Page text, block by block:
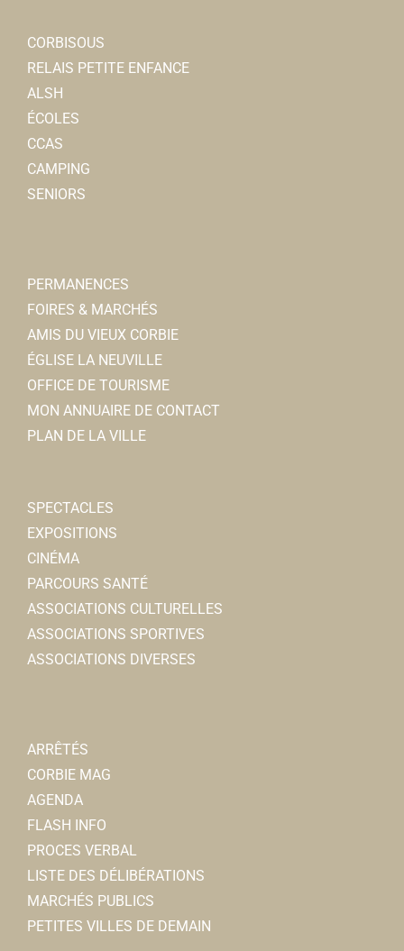
CORBISOUS
RELAIS PETITE ENFANCE
ALSH
ÉCOLES
CCAS
CAMPING
SENIORS
PERMANENCES
FOIRES & MARCHÉS
AMIS DU VIEUX CORBIE
ÉGLISE LA NEUVILLE
OFFICE DE TOURISME
MON ANNUAIRE DE CONTACT
PLAN DE LA VILLE
SPECTACLES
EXPOSITIONS
CINÉMA
PARCOURS SANTÉ
ASSOCIATIONS CULTURELLES
ASSOCIATIONS SPORTIVES
ASSOCIATIONS DIVERSES
ARRÊTÉS
CORBIE MAG
AGENDA
FLASH INFO
PROCES VERBAL
LISTE DES DÉLIBÉRATIONS
MARCHÉS PUBLICS
PETITES VILLES DE DEMAIN